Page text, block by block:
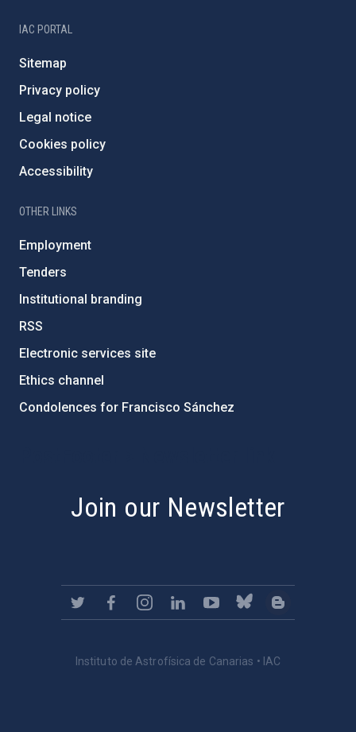
IAC PORTAL
Sitemap
Privacy policy
Legal notice
Cookies policy
Accessibility
OTHER LINKS
Employment
Tenders
Institutional branding
RSS
Electronic services site
Ethics channel
Condolences for Francisco Sánchez
Join our Newsletter
Instituto de Astrofísica de Canarias • IAC